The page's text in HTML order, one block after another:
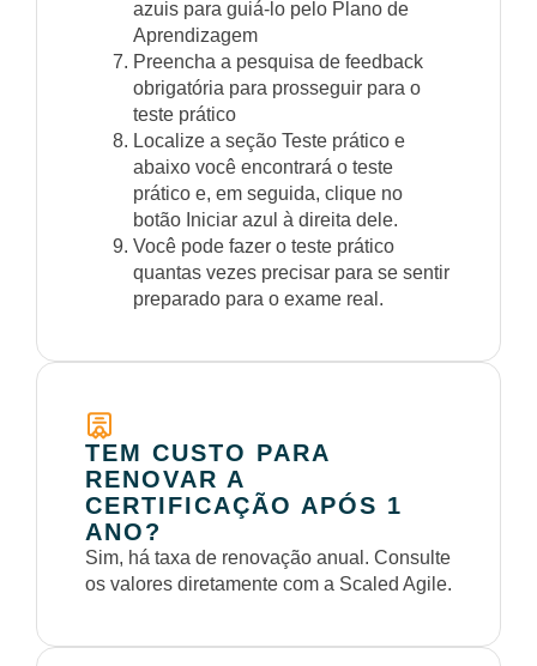
azuis para guiá-lo pelo Plano de
Aprendizagem
Preencha a pesquisa de feedback
obrigatória para prosseguir para o
teste prático
Localize a seção Teste prático e
abaixo você encontrará o teste
prático e, em seguida, clique no
botão Iniciar azul à direita dele.
Você pode fazer o teste prático
quantas vezes precisar para se sentir
preparado para o exame real.
TEM CUSTO PARA
RENOVAR A
CERTIFICAÇÃO APÓS 1
ANO?
Sim, há taxa de renovação anual. Consulte
os valores diretamente com a Scaled Agile.